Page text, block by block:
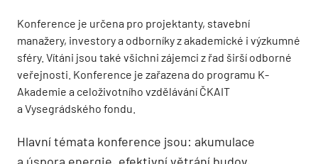
Konference je určena pro projektanty, stavební
manažery, investory a odborníky z akademické i výzkumné
sféry. Vítáni jsou také všichni zájemci z řad širší odborné
veřejnosti. Konference je zařazena do programu K-
Akademie a celoživotního vzdělávání ČKAIT
a Vysegrádského fondu.
Hlavní témata konference jsou: akumulace